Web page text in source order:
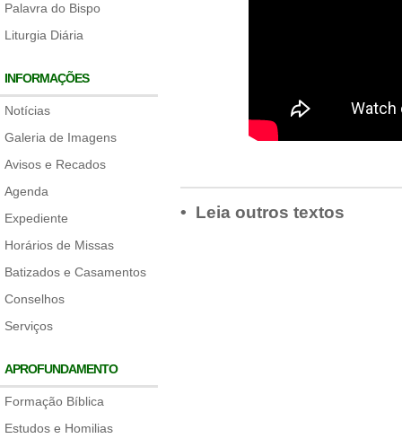
Palavra do Bispo
Liturgia Diária
INFORMAÇÕES
Notícias
Galeria de Imagens
Avisos e Recados
Agenda
Expediente
Horários de Missas
Batizados e Casamentos
Conselhos
Serviços
APROFUNDAMENTO
Formação Bíblica
Estudos e Homilias
• Leia outros textos